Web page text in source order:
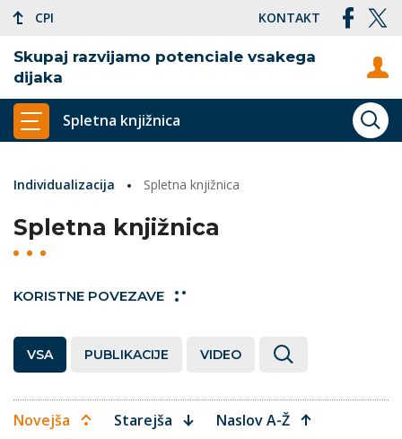
Skupaj razvijamo potenciale vsakega
dijaka
CPI KONTAKT
PRIKAŽI GLAVNI MENI
Spletna knjižnica
Individualizacija Spletna knjižnica
Spletna knjižnica
KORISTNE POVEZAVE
VSA PUBLIKACIJE VIDEO
Novejša Starejša
Naslov A-Ž